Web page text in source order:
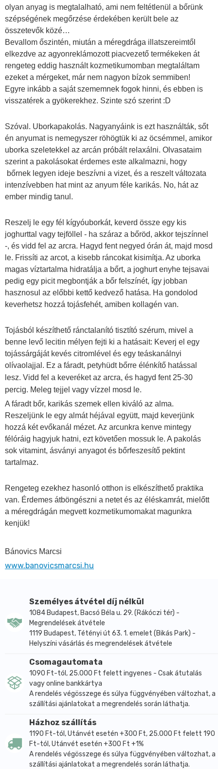
olyan anyag is megtalalható, ami nem feltétlenül a bőrünk
szépségének megőrzése érdekében került bele az
összetevők közé…
Bevallom őszintén, miután a méregdrága illatszereimtől
elkezdve az agyonreklámozott piacvezető termékeken át
rengeteg eddig használt kozmetikumomban megtaláltam
ezeket a mérgeket, már nem nagyon bízok semmiben!
Egyre inkább a saját szememnek fogok hinni, és ebben is
visszatérek a gyökerekhez. Szinte szó szerint :D
Szóval. Uborkapakolás. Nagyanyáink is ezt használták, sőt
én anyumat is nemegyszer röhögtük ki az öcsémmel, amikor
uborka szeletekkel az arcán próbált relaxálni. Olvasataim
szerint a pakolásokat érdemes este alkalmazni, hogy
bőrnek legyen ideje beszívni a vizet, és a reszelt változata
intenzívebben hat mint az anyum féle karikás. No, hát az
ember mindig tanul.
Reszelj le egy fél kígyóuborkát, keverd össze egy kis
joghurttal vagy tejföllel - ha száraz a bőröd, akkor tejszínnel
-, és vidd fel az arcra. Hagyd fent negyed órán át, majd mosd
le. Frissíti az arcot, a kisebb ráncokat kisimítja. Az uborka
magas víztartalma hidratálja a bőrt, a joghurt enyhe tejsavai
pedig egy picit megbontják a bőr felszínét, így jobban
hasznosul az előbbi kettő kedvező hatása. Ha gondolod
keverhetsz hozzá tojásfehét, amiben kollagén van.
Tojásból készíthető ránctalanító tisztító szérum, mivel a
benne levő lecitin mélyen fejti ki a hatásait: Keverj el egy
tojássárgáját kevés citromlével és egy teáskanálnyi
olívaolajjal. Ez a fáradt, petyhüdt bőrre élénkítő hatással
lesz. Vidd fel a keveréket az arcra, és hagyd fent 25-30
percig. Meleg tejjel vagy vízzel mosd le.
A fáradt bőr, karikás szemek ellen kiváló az alma.
Reszeljünk le egy almát héjával együtt, majd keverjünk
hozzá két evőkanál mézet. Az arcunkra kenve mintegy
félóráig hagyjuk hatni, ezt követően mossuk le. A pakolás
sok vitamint, ásványi anyagot és bőrfeszesítő pektint
tartalmaz.
Rengeteg ezekhez hasonló otthon is elkészíthető praktika
van. Érdemes átböngészni a netet és az éléskamrát, mielőtt
a méregdrágán megvett kozmetikumomakat magunkra
kenjük!
Bánovics Marcsi
www.banovicsmarcsi.hu
Személyes átvétel díj nélkül
1084 Budapest, Bacsó Béla u. 29. (Rákóczi tér) -
Megrendelések átvétele
1119 Budapest, Tétényi út 63. 1. emelet (Bikás Park) -
Helyszíni vásárlás és megrendelések átvétele
Csomagautomata
1090 Ft-tól, 25.000 Ft felett ingyenes - Csak átutalás
vagy online bankkártya
A rendelés végösszege és súlya függvényében változhat, a
szállítási ajánlatokat a megrendelés során láthatja.
Házhoz szállítás
1190 Ft-tól, Utánvét esetén +300 Ft, 25.000 Ft felett 190
Ft-tól, Utánvét esetén +300 Ft +1%
A rendelés végösszege és súlya függvényében változhat, a
szállítási ajánlatokat a megrendelés során láthatja.